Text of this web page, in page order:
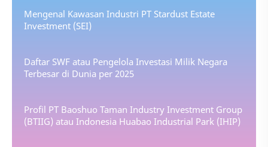
Mengenal Kawasan Industri PT Stardust Estate
Investment (SEI)
Daftar SWF atau Pengelola Investasi Milik Negara
Terbesar di Dunia per 2025
Profil PT Baoshuo Taman Industry Investment Group
(BTIIG) atau Indonesia Huabao Industrial Park (IHIP)